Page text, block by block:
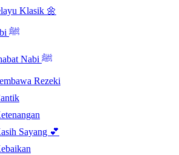
Klasik 🌼
Inspirasi Nama Nabi ﷺ
Inspirasi Nama Sahabat Nabi ﷺ
Rezeki
Sayang 💕